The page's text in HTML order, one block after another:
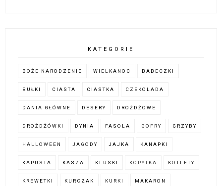
KATEGORIE
BOŻE NARODZENIE WIELKANOC BABECZKI
BUŁKI CIASTA CIASTKA CZEKOLADA
DANIA GŁÓWNE DESERY DROŻDŻOWE
DROŻDŻÓWKI DYNIA FASOLA GOFRY GRZYBY
HALLOWEEN JAGODY JAJKA KANAPKI
KAPUSTA KASZA KLUSKI KOPYTKA KOTLETY
KREWETKI KURCZAK KURKI MAKARON